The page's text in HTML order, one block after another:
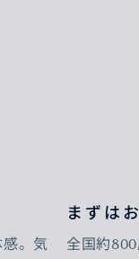
。気
まずは
全国約